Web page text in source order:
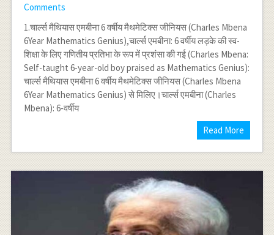
Comments
1.चार्ल्स मैथियास एमबीना 6 वर्षीय मैथमेटिक्स जीनियस (Charles Mbena
6Year Mathematics Genius),चार्ल्स एमबीना: 6 वर्षीय लड़के की स्व-
शिक्षा के लिए गणितीय प्रतिभा के रूप में प्रशंसा की गई (Charles Mbena:
Self-taught 6-year-old boy praised as Mathematics Genius):
चार्ल्स मैथियास एमबीना 6 वर्षीय मैथमेटिक्स जीनियस (Charles Mbena
6Year Mathematics Genius) से मिलिए।चार्ल्स एमबीना (Charles
Mbena): 6-वर्षीय
Read More